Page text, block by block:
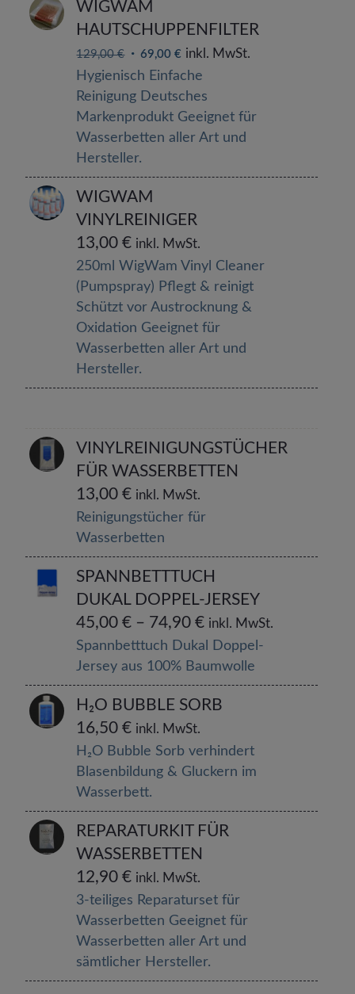
WIGWAM
HAUTSCHUPPENFILTER
129,00€ 69,00€ inkl. MwSt.
Hygienisch Einfache
Reinigung Deutsches
Markenprodukt Geeignet für
Wasserbetten aller Art und
Hersteller.
WIGWAM
VINYLREINIGER
13,00€ inkl. MwSt.
250ml WigWam Vinyl Cleaner
(Pumpspray) Pflegt & reinigt
Schützt vor Austrocknung &
Oxidation Geeignet für
Wasserbetten aller Art und
Hersteller.
VINYLREINIGUNGSTÜCHER
FÜR WASSERBETTEN
13,00€ inkl. MwSt.
Reinigungstücher für
Wasserbetten
SPANNBETTTUCH
DUKAL DOPPEL-JERSEY
45,00€ – 74,90€ inkl. MwSt.
Spannbetttuch Dukal Doppel-
Jersey aus 100% Baumwolle
H₂O BUBBLE SORB
16,50€ inkl. MwSt.
H₂O Bubble Sorb verhindert
Blasenbildung & Gluckern im
Wasserbett.
REPARATURKIT FÜR
WASSERBETTEN
12,90€ inkl. MwSt.
3-teiliges Reparaturset für
Wasserbetten Geeignet für
Wasserbetten aller Art und
sämtlicher Hersteller.